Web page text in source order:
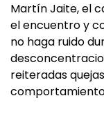
Martín Jaite, el
el encuentro y
no haga ruido
reiteradas